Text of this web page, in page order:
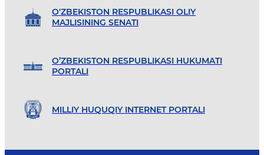
O'ZBEKISTON RESPUBLIKASI OLIY
MAJLISINING SENATI
O’ZBEKISTON RESPUBLIKASI HUKUMATI
PORTALI
MILLIY HUQUQIY INTERNET PORTALI